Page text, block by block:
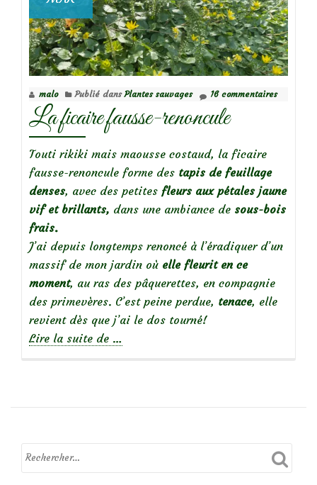
malo Publié dansPlantes sauvages 16 commentaires
La ficaire fausse-renoncule
Touti rikiki mais maousse costaud, la ficaire
fausse-renoncule forme des tapis de feuillage
denses, avec des petites fleurs aux pétales jaune
vif et brillants, dans une ambiance de sous-bois
frais.
J’ai depuis longtemps renoncé à l’éradiquer d’un
massif de mon jardin où elle fleurit en ce
moment, au ras des pâquerettes, en compagnie
des primevères. C’est peine perdue, tenace, elle
revient dès que j’ai le dos tourné!
Lire la suite de
fausse-
…